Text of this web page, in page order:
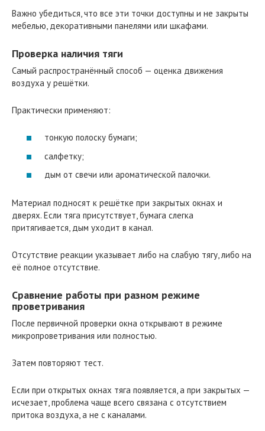
Важно убедиться, что все эти точки доступны и не закрыты
мебелью, декоративными панелями или шкафами.
Проверка наличия тяги
Самый распространённый способ — оценка движения
воздуха у решётки.
Практически применяют:
тонкую полоску бумаги;
салфетку;
дым от свечи или ароматической палочки.
Материал подносят к решётке при закрытых окнах и
дверях. Если тяга присутствует, бумага слегка
притягивается, дым уходит в канал.
Отсутствие реакции указывает либо на слабую тягу, либо на
её полное отсутствие.
Сравнение работы при разном режиме
проветривания
После первичной проверки окна открывают в режиме
микропроветривания или полностью.
Затем повторяют тест.
Если при открытых окнах тяга появляется, а при закрытых —
исчезает, проблема чаще всего связана с отсутствием
притока воздуха, а не с каналами.